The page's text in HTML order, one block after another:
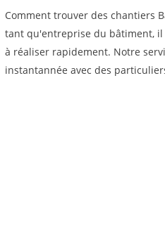
Comment trouver des chantiers
tant qu'entreprise du bâtiment,
à réaliser rapidement. Notre
instantannée avec des